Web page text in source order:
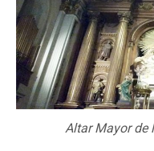
Altar Mayor de